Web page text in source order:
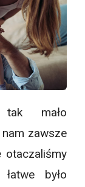
mało
nam zawsze
było